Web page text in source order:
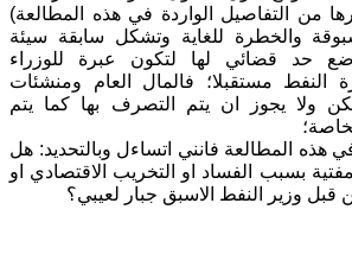
من التفاصيل الواردة في هذه المطالعة)
والخطرة للغاية وتشكل سابقة سيئة
حد قضائي لها لتكون عبرة للوزراء
النفط مستقبلا؛ فالمال العام ومنشئات
ولا يجوز ان يتم التصرف بها كما يتم
هذه المطالعة فانني اتساءل وبالتحديد: هل
بسبب الفساد او التخريب الاقتصادي او
وزير النفط الاسبق جبار لعيبي؟